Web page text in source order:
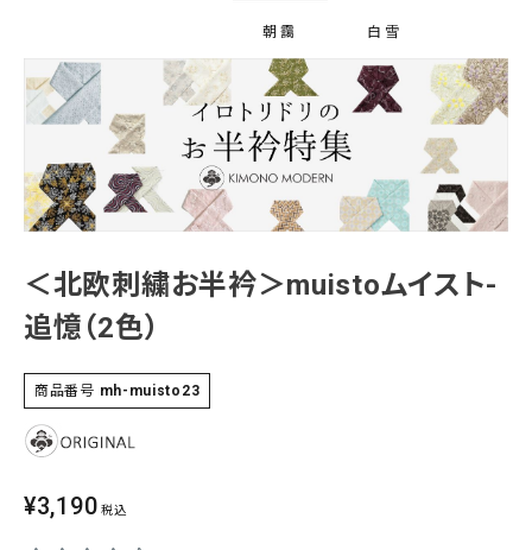
10,000-20,000円
20,000-30,000円 30,000円以上
新作・キャンペーン
帯結び動画
SHOPPING GUIDE
ABOUT
INFORMATION
朝靄 白雪
＜北欧刺繍お半衿＞muistoムイスト-
追憶（2色）
商品番号 mh-muisto23
¥3,190 税込